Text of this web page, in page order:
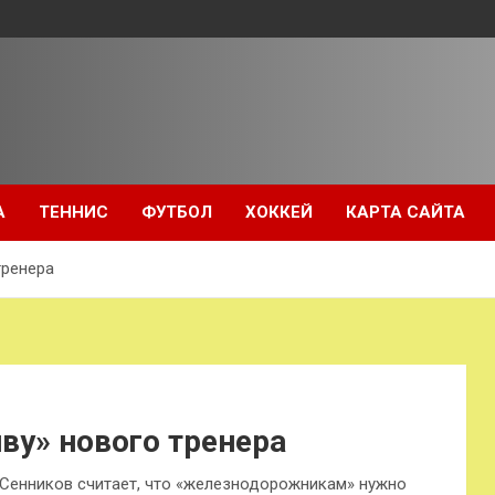
ТЕННИС ФУТБОЛ ХОККЕЙ КАРТА САЙТА
нового тренера
считает, что «железнодорожникам» нужно